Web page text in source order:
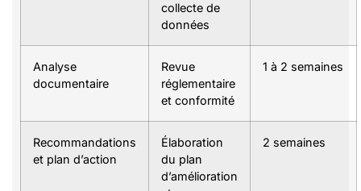
collecte de
données
Analyse
documentaire
Revue
réglementaire
et conformité
1 à 2 semaines
Recommandations
et plan d’action
Élaboration
du plan
d’amélioration
2 semaines